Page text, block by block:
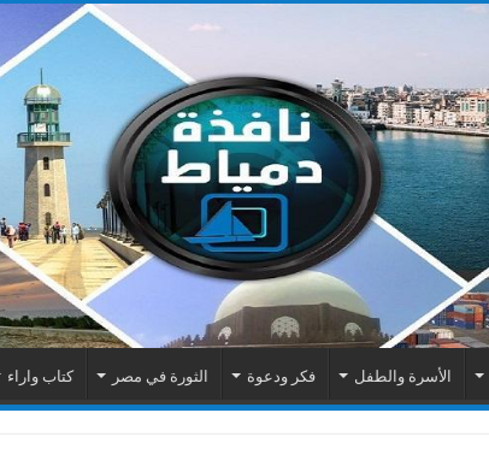
الأسرة والطفل فكر ودعوة الثورة في مصر كتاب واراء